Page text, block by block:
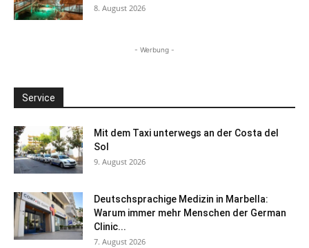
8. August 2026
- Werbung -
Service
Mit dem Taxi unterwegs an der Costa del
Sol
9. August 2026
Deutschsprachige Medizin in Marbella:
Warum immer mehr Menschen der German
Clinic...
7. August 2026